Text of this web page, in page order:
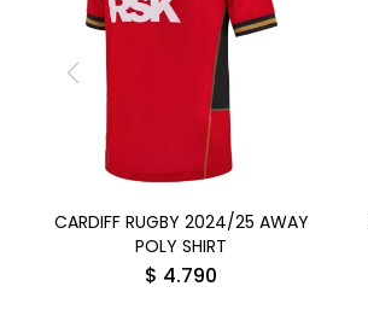
CARDIFF RUGBY 2024/25 AWAY
POLY SHIRT
$ 4.790